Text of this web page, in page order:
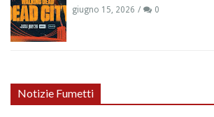
giugno 15, 2026 0
Notizie Fumetti